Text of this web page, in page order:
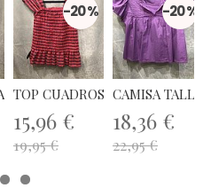
ÚNICA
-20 %
TOP CUADROS TALLA ÚNICA
15,96 €
19,95 €
-20 %
CAMISA
18,36 €
22,95 €